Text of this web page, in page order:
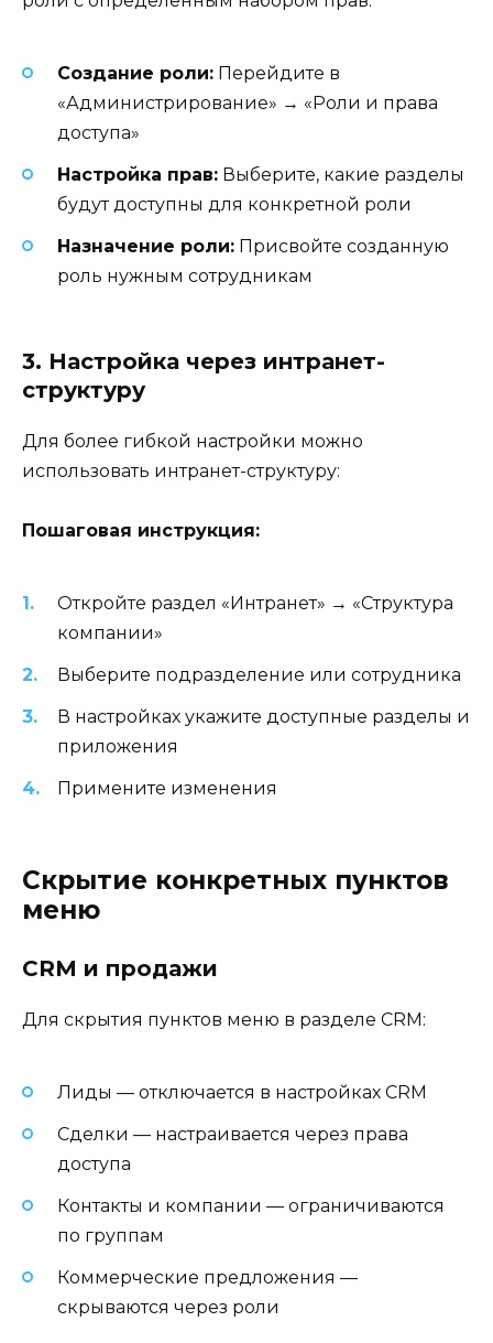
Создание роли: Перейдите в
«Администрирование» → «Роли и права
доступа»
Настройка прав: Выберите, какие разделы
будут доступны для конкретной роли
Назначение роли: Присвойте созданную
роль нужным сотрудникам
3. Настройка через интранет-
структуру
Для более гибкой настройки можно
использовать интранет-структуру:
Пошаговая инструкция:
Откройте раздел «Интранет» → «Структура
компании»
Выберите подразделение или сотрудника
В настройках укажите доступные разделы и
приложения
Примените изменения
Скрытие конкретных пунктов
меню
CRM и продажи
Для скрытия пунктов меню в разделе CRM:
Лиды — отключается в настройках CRM
Сделки — настраивается через права
доступа
Контакты и компании — ограничиваются
по группам
Коммерческие предложения —
скрываются через роли